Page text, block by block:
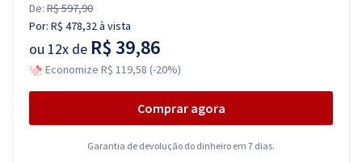
De: R$ 597,90
Por: R$ 478,32à vista
ou 12x de R$ 39,86
Economize R$ 119,58 (-20%)
Comprar agora
Garantia de devolução do dinheiro em 7 dias.